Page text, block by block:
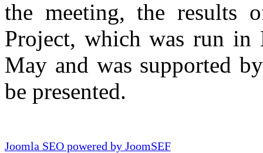
the meeting, the results
Project, which was run
May and was supported
be presented.
Joomla SEO powered by JoomSEF